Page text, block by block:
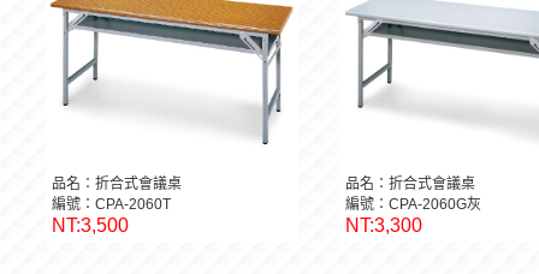
品名：折合式會議桌
編號：CPA-2060T
NT:3,500
品名：折合式會議桌
編號：CPA-2060G灰
NT:3,300